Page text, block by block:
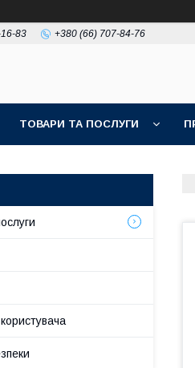
83 +380 (66) 707-84-76
ТОВАРИ ТА ПОСЛУГИ